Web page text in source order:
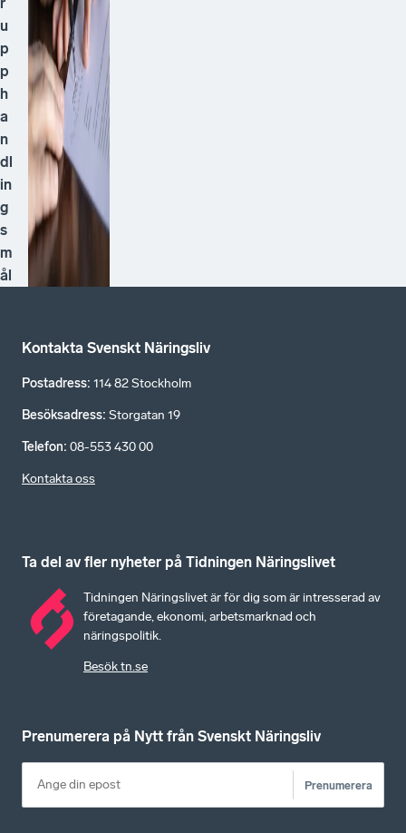
u
p
p
h
a
n
dl
in
g
s
m
ål
Kontakta Svenskt Näringsliv
Postadress: 114 82 Stockholm
Besöksadress: Storgatan 19
Telefon: 08-553 430 00
Kontakta oss
Ta del av fler nyheter på Tidningen Näringslivet
Tidningen Näringslivet är för dig som är intresserad av
företagande, ekonomi, arbetsmarknad och
näringspolitik.
Besök tn.se
Prenumerera på Nytt från Svenskt Näringsliv
Prenumerera